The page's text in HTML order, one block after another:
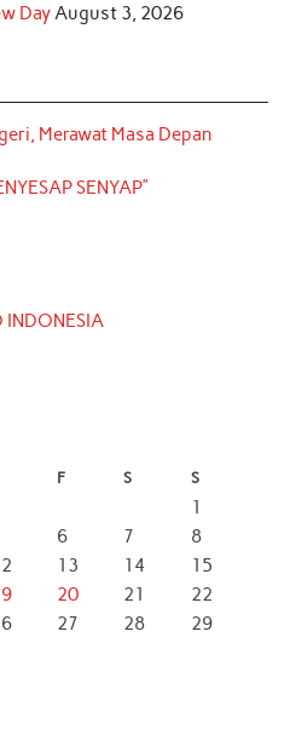
DayAugust 3, 2026
Merawat Masa Depan
SENYAP”
INDONESIA
F S S
1
6 7
8
13 14
15
20 21
22
27 28
29